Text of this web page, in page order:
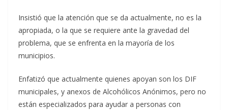
Insistió que la atención que se da actualmente, no es la
apropiada, o la que se requiere ante la gravedad del
problema, que se enfrenta en la mayoría de los
municipios.
Enfatizó que actualmente quienes apoyan son los DIF
municipales, y anexos de Alcohólicos Anónimos, pero no
están especializados para ayudar a personas con